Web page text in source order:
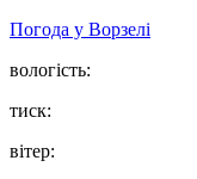
Погода у Ворзелі
вологість:
тиск:
вітер: